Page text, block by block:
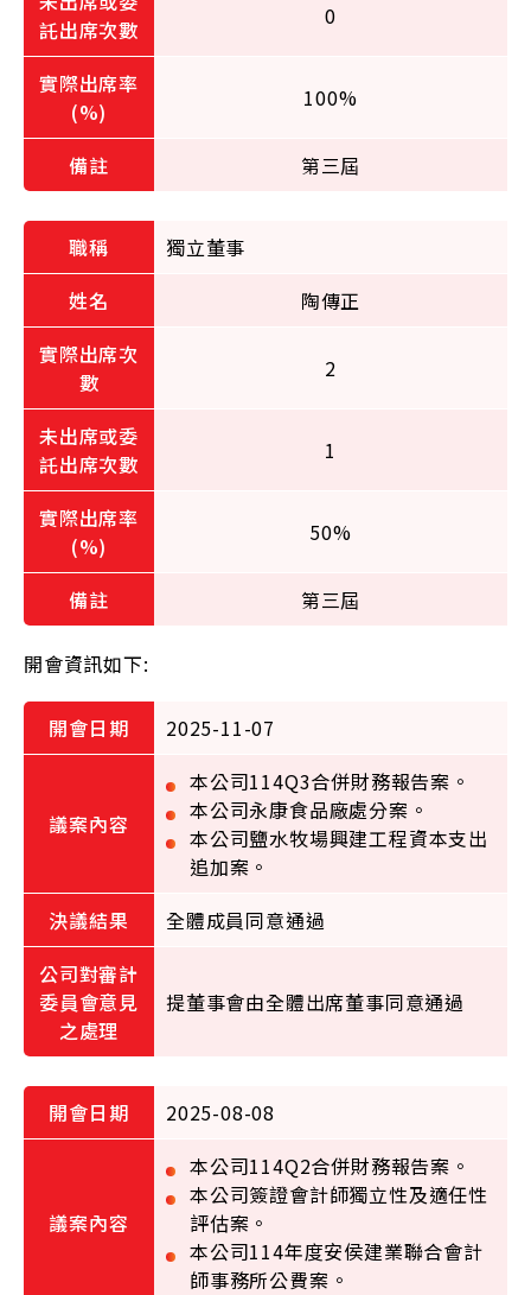
0
100%
第三屆
獨立董事
陶傳正
2
1
50%
第三屆
開會資訊如下:
2025-11-07
本公司114Q3合併財務報告案。
本公司永康食品廠處分案。
本公司鹽水牧場興建工程資本支出
追加案。
全體成員同意通過
提董事會由全體出席董事同意通過
2025-08-08
本公司114Q2合併財務報告案。
本公司簽證會計師獨立性及適任性
評估案。
本公司114年度安侯建業聯合會計
師事務所公費案。